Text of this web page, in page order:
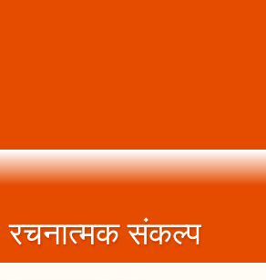
रचनात्मक संकल्प